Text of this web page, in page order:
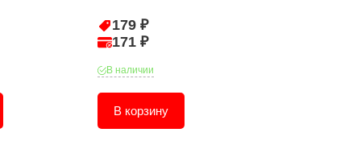
179 ₽
171 ₽
В наличии
В корзину